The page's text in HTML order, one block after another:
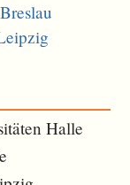
Breslau
Halle